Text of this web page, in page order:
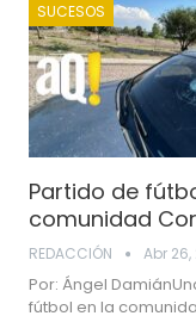
SUCESOS
Partido de
comunidad
REDACCIÓN Abr 26,
Por: Ángel
fútbol en la